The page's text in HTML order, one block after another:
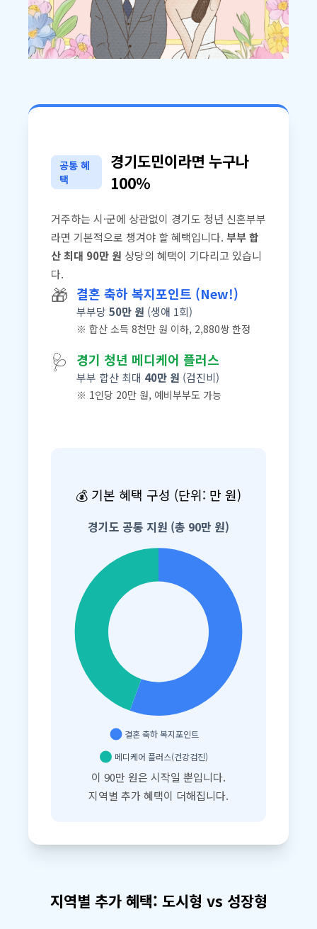
공통 혜
택
경기도민이라면 누구나
100%
거주하는 시·군에 상관없이 경기도 청년 신혼부부
라면 기본적으로 챙겨야 할 혜택입니다. 부부 합
산 최대 90만 원 상당의 혜택이 기다리고 있습니
다.
🎁 결혼 축하 복지포인트 (New!)
부부당 50만 원 (생애 1회)
※ 합산 소득 8천만 원 이하, 2,880쌍 한정
🩺 경기 청년 메디케어 플러스
부부 합산 최대 40만 원 (검진비)
※ 1인당 20만 원, 예비부부도 가능
💰 기본 혜택 구성 (단위: 만 원)
이 90만 원은 시작일 뿐입니다.
지역별 추가 혜택이 더해집니다.
지역별 추가 혜택: 도시형 vs 성장형